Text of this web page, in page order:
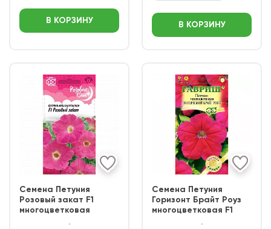
В КОРЗИНУ В КОРЗИНУ
Семена Петуния
Розовый закат F1
многоцветковая
Семена Петуния
Горизонт Брайт Роуз
многоцветковая F1